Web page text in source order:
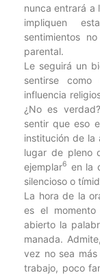
nunca entrará a
impliquen
sentimientos
parental.
Le seguirá un
sentirse
influencia
¿No es
sentir que eso
institución de la
lugar de pleno
ejemplar6 en la
silencioso o
La hora de la
es el
abierto la
manada.
vez no sea
trabajo, poco